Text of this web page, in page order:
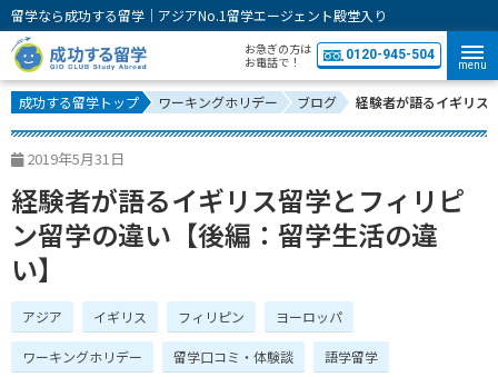
留学なら成功する留学｜アジアNo.1留学エージェント殿堂入り
お急ぎの方は
お電話で！
0120-945-504
menu
成功する留学トップ ワーキングホリデー ブログ 経験者が語るイギリス
2019年5月31日
経験者が語るイギリス留学とフィリピ
ン留学の違い【後編：留学生活の違
い】
アジア イギリス フィリピン ヨーロッパ
ワーキングホリデー 留学口コミ・体験談 語学留学